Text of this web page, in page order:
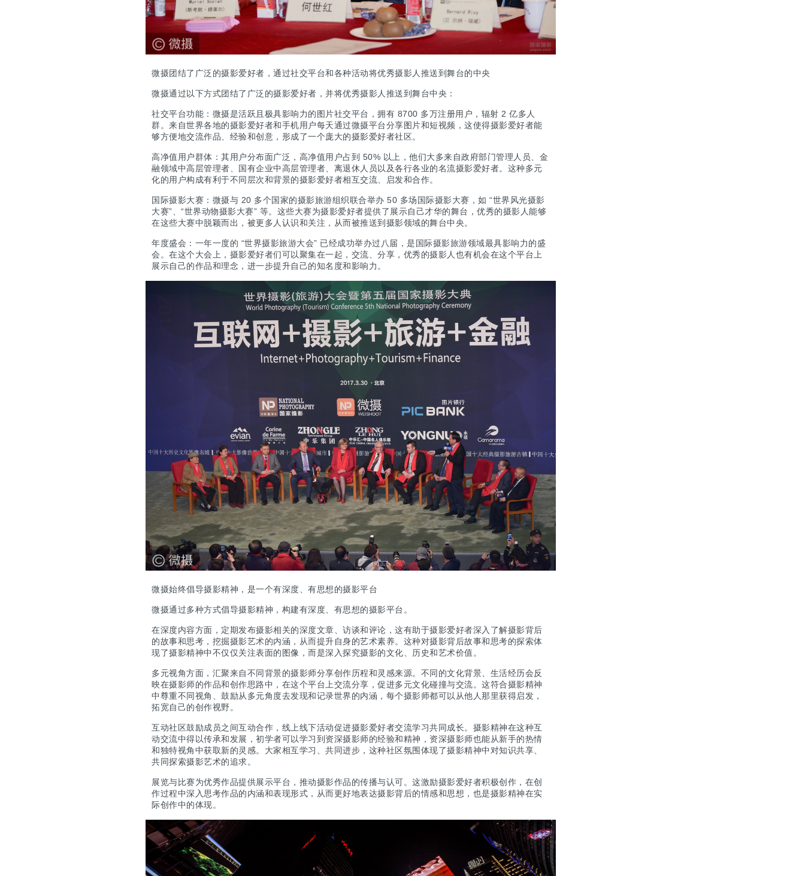
微摄团结了广泛的摄影爱好者，通过社交平台和各种活动将优秀摄影人推送到舞台的中央
微摄通过以下方式团结了广泛的摄影爱好者，并将优秀摄影人推送到舞台中央：
社交平台功能：微摄是活跃且极具影响力的图片社交平台，拥有 8700 多万注册用户，辐射 2 亿多人
群。来自世界各地的摄影爱好者和手机用户每天通过微摄平台分享图片和短视频，这使得摄影爱好者能
够方便地交流作品、经验和创意，形成了一个庞大的摄影爱好者社区。
高净值用户群体：其用户分布面广泛，高净值用户占到 50% 以上，他们大多来自政府部门管理人员、金
融领域中高层管理者、国有企业中高层管理者、离退休人员以及各行各业的名流摄影爱好者。这种多元
化的用户构成有利于不同层次和背景的摄影爱好者相互交流、启发和合作。
国际摄影大赛：微摄与 20 多个国家的摄影旅游组织联合举办 50 多场国际摄影大赛，如 “世界风光摄影
大赛”、“世界动物摄影大赛” 等。这些大赛为摄影爱好者提供了展示自己才华的舞台，优秀的摄影人能够
在这些大赛中脱颖而出，被更多人认识和关注，从而被推送到摄影领域的舞台中央。
年度盛会：一年一度的 “世界摄影旅游大会” 已经成功举办过八届，是国际摄影旅游领域最具影响力的盛
会。在这个大会上，摄影爱好者们可以聚集在一起，交流、分享，优秀的摄影人也有机会在这个平台上
展示自己的作品和理念，进一步提升自己的知名度和影响力。
微摄始终倡导摄影精神，是一个有深度、有思想的摄影平台
微摄通过多种方式倡导摄影精神，构建有深度、有思想的摄影平台。
在深度内容方面，定期发布摄影相关的深度文章、访谈和评论，这有助于摄影爱好者深入了解摄影背后
的故事和思考，挖掘摄影艺术的内涵，从而提升自身的艺术素养。这种对摄影背后故事和思考的探索体
现了摄影精神中不仅仅关注表面的图像，而是深入探究摄影的文化、历史和艺术价值。
多元视角方面，汇聚来自不同背景的摄影师分享创作历程和灵感来源。不同的文化背景、生活经历会反
映在摄影师的作品和创作思路中，在这个平台上交流分享，促进多元文化碰撞与交流。这符合摄影精神
中尊重不同视角、鼓励从多元角度去发现和记录世界的内涵，每个摄影师都可以从他人那里获得启发，
拓宽自己的创作视野。
互动社区鼓励成员之间互动合作，线上线下活动促进摄影爱好者交流学习共同成长。摄影精神在这种互
动交流中得以传承和发展，初学者可以学习到资深摄影师的经验和精神，资深摄影师也能从新手的热情
和独特视角中获取新的灵感。大家相互学习、共同进步，这种社区氛围体现了摄影精神中对知识共享、
共同探索摄影艺术的追求。
展览与比赛为优秀作品提供展示平台，推动摄影作品的传播与认可。这激励摄影爱好者积极创作，在创
作过程中深入思考作品的内涵和表现形式，从而更好地表达摄影背后的情感和思想，也是摄影精神在实
际创作中的体现。